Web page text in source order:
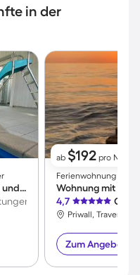
in der
Ferienhaus mit Sauna, Whirlpool und Terrasse
ab $192 pro Nacht
Ferienwohnung ∙ 4
Wohnung mit
4,7
Priwall,
Zum Angebot